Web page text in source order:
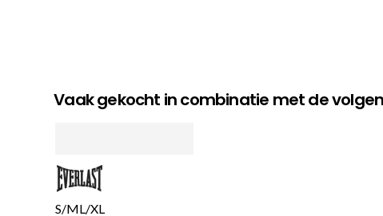
Vaak gekocht in combinatie met de
S/ML/XL